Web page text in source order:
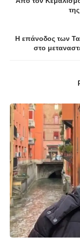
Η επάνοδος των
στο